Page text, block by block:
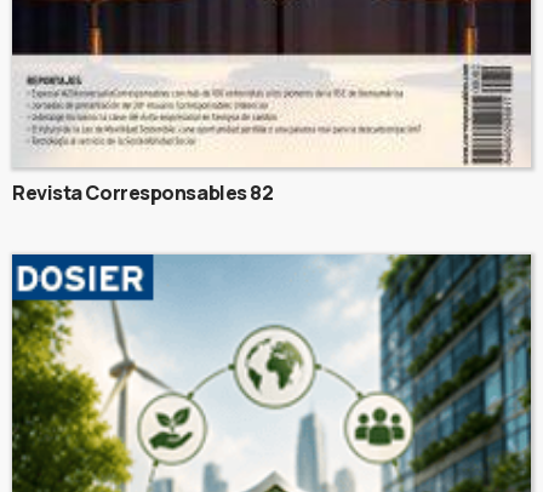
Revista Corresponsables 82